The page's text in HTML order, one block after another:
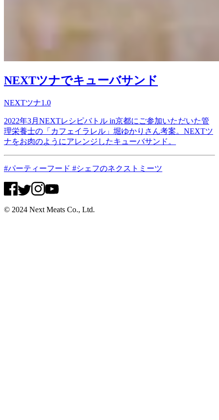
NEXTツナでキューバサンド
NEXTツナ1.0
2022年3月NEXTレシピバトル in京都にご参加いただいた管
理栄養士の「カフェイラレル」堀ゆかりさん考案。NEXTツ
ナをお肉のようにアレンジしたキューバサンド。
#パーティーフード #シェフのネクストミーツ
© 2024 Next Meats Co., Ltd.